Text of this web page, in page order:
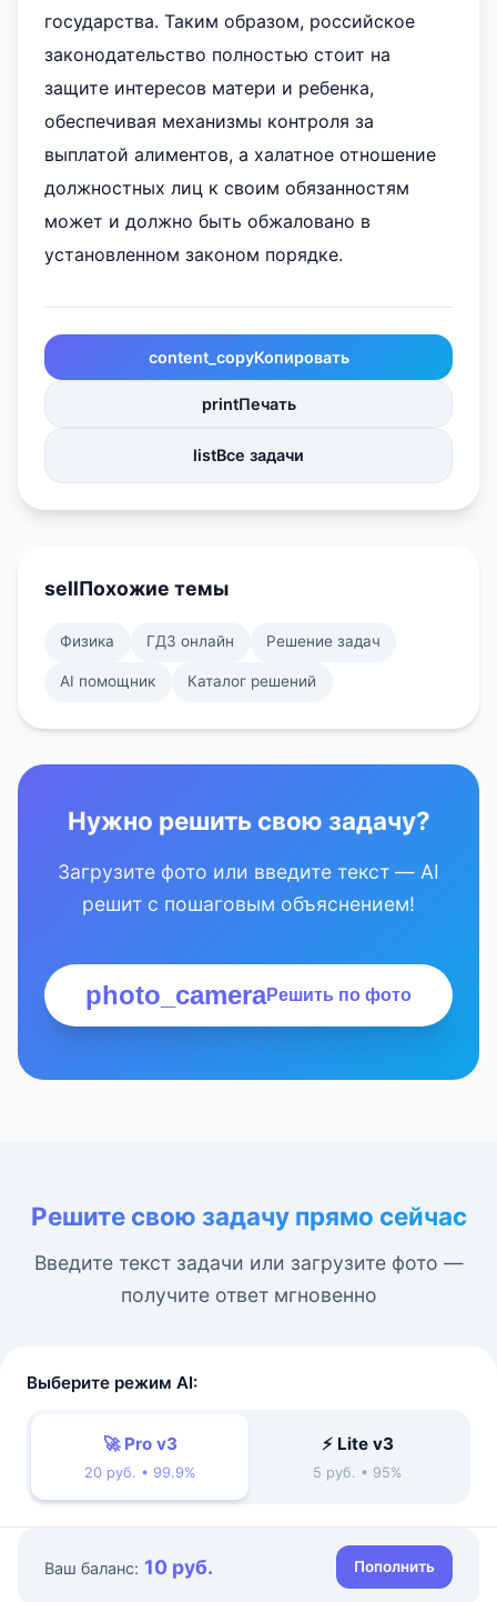
государства. Таким образом, российское
законодательство полностью стоит на
защите интересов матери и ребенка,
обеспечивая механизмы контроля за
выплатой алиментов, а халатное отношение
должностных лиц к своим обязанностям
может и должно быть обжаловано в
установленном законом порядке.
content_copyКопировать
printПечать
listВсе задачи
sellПохожие темы
Физика ГДЗ онлайн Решение задач
AI помощник Каталог решений
Нужно решить свою задачу?
Загрузите фото или введите текст — AI
решит с пошаговым объяснением!
photo_cameraРешить по фото
Решите свою задачу прямо сейчас
Введите текст задачи или загрузите фото —
получите ответ мгновенно
Выберите режим AI:
🚀 Pro v3
20 руб. • 99.9%
⚡ Lite v3
5 руб. • 95%
Ваш баланс: 10 руб. Пополнить